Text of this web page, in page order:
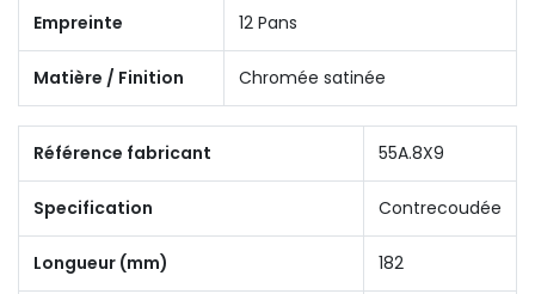
Empreinte 12 Pans
Matière / Finition Chromée satinée
Référence fabricant 55A.8X9
Specification Contrecoudée
Longueur (mm) 182